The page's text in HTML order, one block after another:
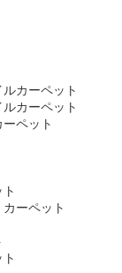
カーペット
カーペット
ペット
ーペット